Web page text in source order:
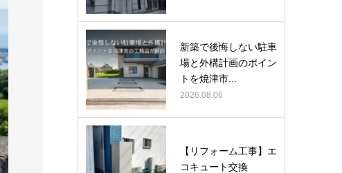
新築で後悔しない駐車
場と外構計画のポイン
トを焼津市...
2026.08.06
【リフォーム工事】エ
コキュート交換